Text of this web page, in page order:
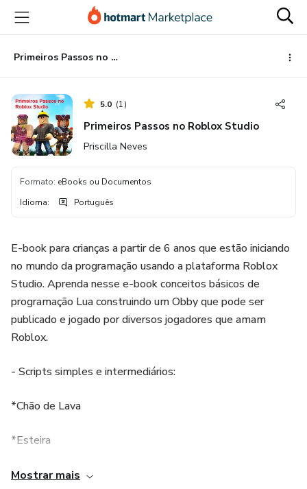
para
conteúdo
principal
para
pagamento
para
rodapé
Primeiros Passos no Roblox Studio
5.0 (1)
Primeiros Passos no Roblox Studio
Priscilla Neves
Formato: eBooks ou Documentos
Idioma: Português
E-book para crianças a partir de 6 anos que estão iniciando
no mundo da programação usando a plataforma Roblox
Studio. Aprenda nesse e-book conceitos básicos de
programação Lua construindo um Obby que pode ser
publicado e jogado por diversos jogadores que amam
Roblox.
- Scripts simples e intermediários:
*Chão de Lava
*Esteira
*Trampolim
Mostrar mais